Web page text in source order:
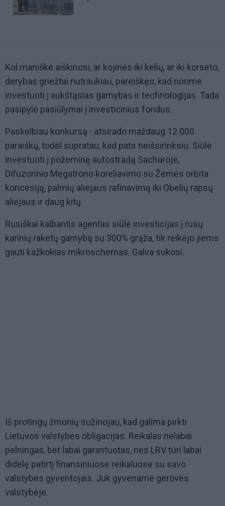
Kol maniškė aiškinosi, ar kojinės iki kelių, ar iki korseto,
derybas griežtai nutraukiau, pareiškęs, kad norime
investuoti į aukštąsias gamybas ir technologijas. Tada
pasipylė pasiūlymai į investicinius fondus.
Paskelbiau konkursą - atsirado maždaug 12 000
paraiškų, todėl supratau, kad pats neišsirinksiu. Siūlė
investuoti į požeminę autostradą Sacharoje,
Difuzorinio Megatrono koreliavimo su Žemės orbita
koncesiją, palmių aliejaus rafinavimą iki Obelių rapsų
aliejaus ir daug kitų.
Rusiškai kalbantis agentas siūlė investicijas į rusų
karinių raketų gamybą su 300% grąža, tik reikėjo jiems
gauti kažkokias mikroschemas. Galva sukosi.
Iš protingų žmonių sužinojau, kad galima pirkti
Lietuvos valstybės obligacijas. Reikalas nelabai
pelningas, bet labai garantuotas, nes LRV turi labai
didelę patirtį finansiniuose reikaluose su savo
valstybės gyventojais. Juk gyvename gerovės
valstybėje.